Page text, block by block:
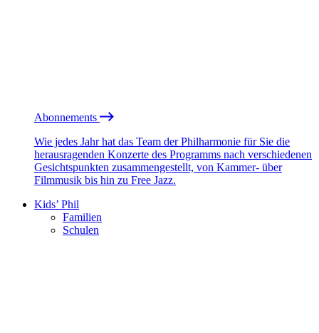
Abonnements
Wie jedes Jahr hat das Team der Philharmonie für Sie die
herausragenden Konzerte des Programms nach verschiedenen
Gesichtspunkten zusammengestellt, von Kammer- über
Filmmusik bis hin zu Free Jazz.
Kids’ Phil
Familien
Schulen